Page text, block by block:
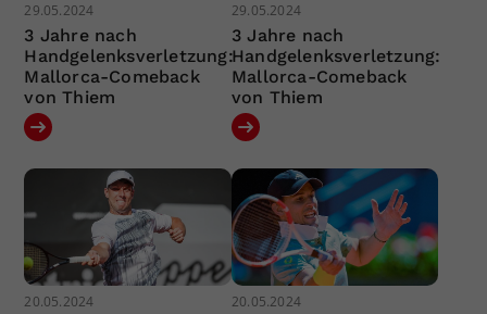
29.05.2024
3 Jahre nach
Handgelenksverletzung:
Mallorca-Comeback
von Thiem
29.05.2024
3 Jahre nach
Handgelenksverletzung:
Mallorca-Comeback
von Thiem
20.05.2024 20.05.2024